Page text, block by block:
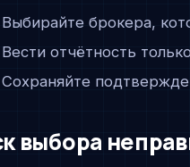
Выбирайте брокера,
Вести отчётность
Сохраняйте
выбора